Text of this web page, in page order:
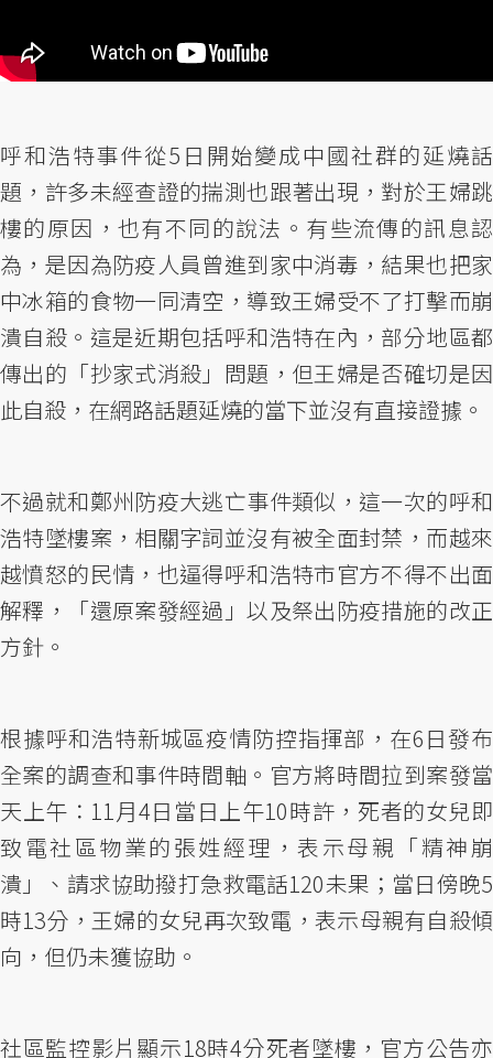
呼和浩特事件從5日開始變成中國社群的延燒話
題，許多未經查證的揣測也跟著出現，對於王婦跳
樓的原因，也有不同的說法。有些流傳的訊息認
為，是因為防疫人員曾進到家中消毒，結果也把家
中冰箱的食物一同清空，導致王婦受不了打擊而崩
潰自殺。這是近期包括呼和浩特在內，部分地區都
傳出的「抄家式消殺」問題，但王婦是否確切是因
此自殺，在網路話題延燒的當下並沒有直接證據。
不過就和鄭州防疫大逃亡事件類似，這一次的呼和
浩特墜樓案，相關字詞並沒有被全面封禁，而越來
越憤怒的民情，也逼得呼和浩特市官方不得不出面
解釋，「還原案發經過」以及祭出防疫措施的改正
方針。
根據呼和浩特新城區疫情防控指揮部，在6日發布
全案的調查和事件時間軸。官方將時間拉到案發當
天上午：11月4日當日上午10時許，死者的女兒即
致電社區物業的張姓經理，表示母親「精神崩
潰」、請求協助撥打急救電話120未果；當日傍晚5
時13分，王婦的女兒再次致電，表示母親有自殺傾
向，但仍未獲協助。
社區監控影片顯示18時4分死者墜樓，官方公告亦